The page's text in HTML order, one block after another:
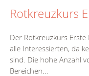
Rotkreuzkurs
Der Rotkreuzkurs
alle Interessierten, da
sind. Die hohe Anzahl
Bereichen...